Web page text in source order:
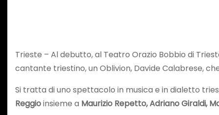
Trieste – Al debutto, al Teatro Orazio Bobbio di
cantante triestino, un Oblivion, Davide Calabrese,
Si tratta di uno spettacolo in musica e in dialetto
Reggioinsieme a Maurizio Repetto, Adriano Giraldi,